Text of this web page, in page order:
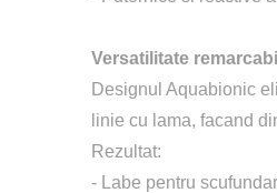
Versatilitate
Designul Aquabionic
linie cu lama, facand
Rezultat:
- Labe pentru